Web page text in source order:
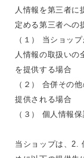
人情報を第三者に
定める第三者への
（１） 当ショッ
人情報の取扱いの
を提供する場合
（２） 合併その
提供される場合
（３） 個人情報
当ショップは、2.